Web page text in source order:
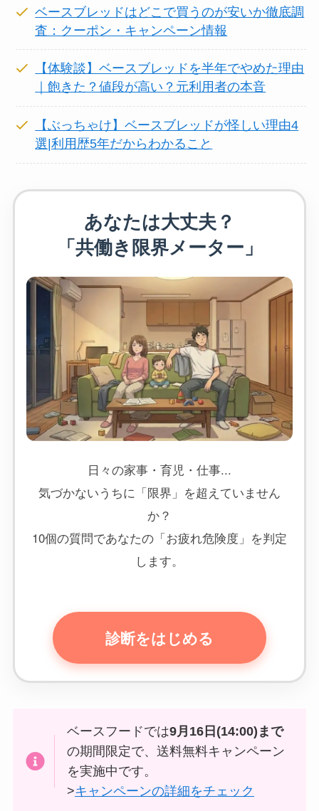
ベースブレッドはどこで買うのが安いか徹底調
査：クーポン・キャンペーン情報
【体験談】ベースブレッドを半年でやめた理由
｜飽きた？値段が高い？元利用者の本音
【ぶっちゃけ】ベースブレッドが怪しい理由4
選|利用歴5年だからわかること
あなたは大丈夫？
「共働き限界メーター」
日々の家事・育児・仕事...
気づかないうちに「限界」を超えていません
か？
10個の質問であなたの「お疲れ危険度」を判定
します。
診断をはじめる
ベースフードでは9月16日(14:00)まで
の期間限定で、送料無料キャンペーン
を実施中です。
>キャンペーンの詳細をチェック